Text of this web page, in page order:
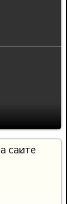
сайте